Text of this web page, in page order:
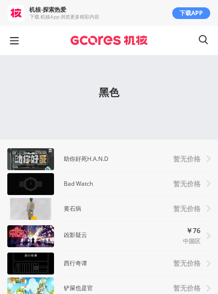
黑色
助你好死H.A.N.D 暂无价格
Bad Watch 暂无价格
黄石病 暂无价格
凶影疑云 ￥76
中国区
西行奇谭 暂无价格
铲屎也是官 暂无价格
机核-探索热爱
下载 机核App 浏览更多精彩内容 下载APP